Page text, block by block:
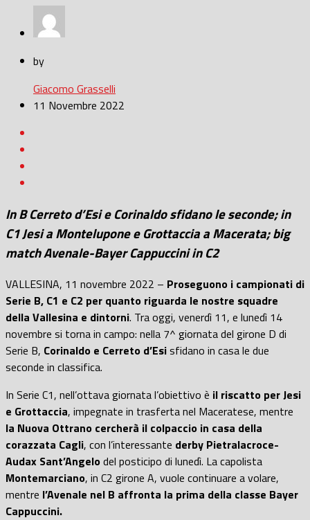
by
Giacomo Grasselli
11 Novembre 2022
In B Cerreto d’Esi e Corinaldo sfidano le seconde; in
C1 Jesi a Montelupone e Grottaccia a Macerata; big
match Avenale-Bayer Cappuccini in C2
VALLESINA, 11 novembre 2022 – Proseguono i campionati di
Serie B, C1 e C2 per quanto riguarda le nostre squadre
della Vallesina e dintorni. Tra oggi, venerdì 11, e lunedì 14
novembre si torna in campo: nella 7^ giornata del girone D di
Serie B, Corinaldo e Cerreto d’Esisfidano in casa le due
seconde in classifica.
In Serie C1, nell’ottava giornata l’obiettivo è il riscatto per Jesi
e Grottaccia, impegnate in trasferta nel Maceratese, mentre
la Nuova Ottrano cercherà il colpaccio in casa della
corazzata Cagli, con l’interessante derby Pietralacroce-
Audax Sant’Angelodel posticipo di lunedì. La capolista
Montemarciano, in C2 girone A, vuole continuare a volare,
mentre l’Avenale nel B affronta la prima della classe Bayer
Cappuccini.